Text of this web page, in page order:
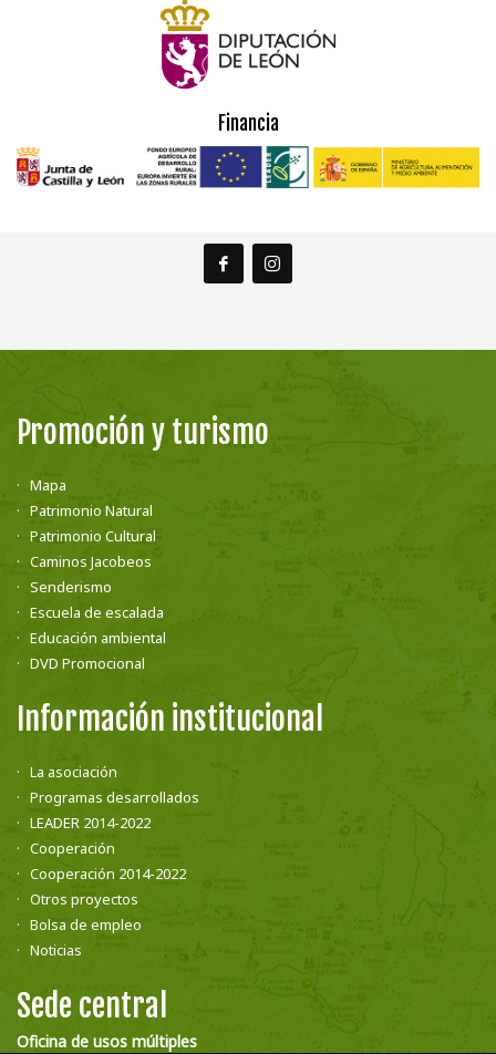
Financia
Promoción y turismo
Mapa
Patrimonio Natural
Patrimonio Cultural
Caminos Jacobeos
Senderismo
Escuela de escalada
Educación ambiental
DVD Promocional
Información institucional
La asociación
Programas desarrollados
LEADER 2014-2022
Cooperación
Cooperación 2014-2022
Otros proyectos
Bolsa de empleo
Noticias
Sede central
Oficina de usos múltiples